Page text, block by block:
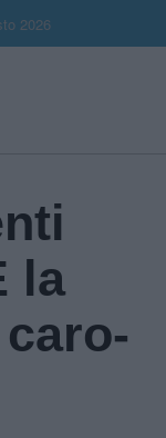
2026
la